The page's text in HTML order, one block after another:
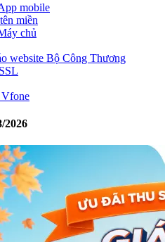
mobile
miền
chủ
website Bộ Công Thương
2026